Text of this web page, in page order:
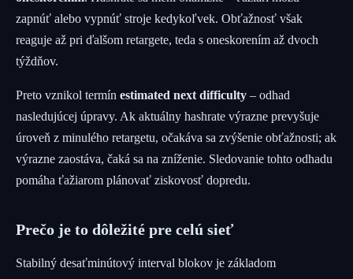
zapnúť alebo vypnúť stroje kedykoľvek. Obťažnosť však
reaguje až pri ďalšom retargete, teda s oneskorením až dvoch
týždňov.
Preto vznikol termín estimated next difficulty – odhad
nasledujúcej úpravy. Ak aktuálny hashrate výrazne prevyšuje
úroveň z minulého retargetu, očakáva sa zvýšenie obťažnosti; ak
výrazne zaostáva, čaká sa na zníženie. Sledovanie tohto odhadu
pomáha ťažiarom plánovať ziskovosť dopredu.
Prečo je to dôležité pre celú sieť
Stabilný desaťminútový interval blokov je základom